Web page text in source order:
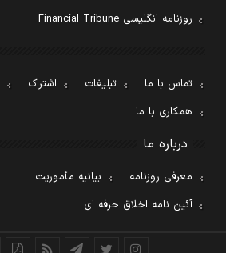
روزنامه انگلیسی Financial Tribune
تماس با ما تبلیغات اشتراک
همکاری با ما
درباره ما
معرفی روزنامه
بیانیه مأموریت
آئین نامه اخلاق حرفه ای